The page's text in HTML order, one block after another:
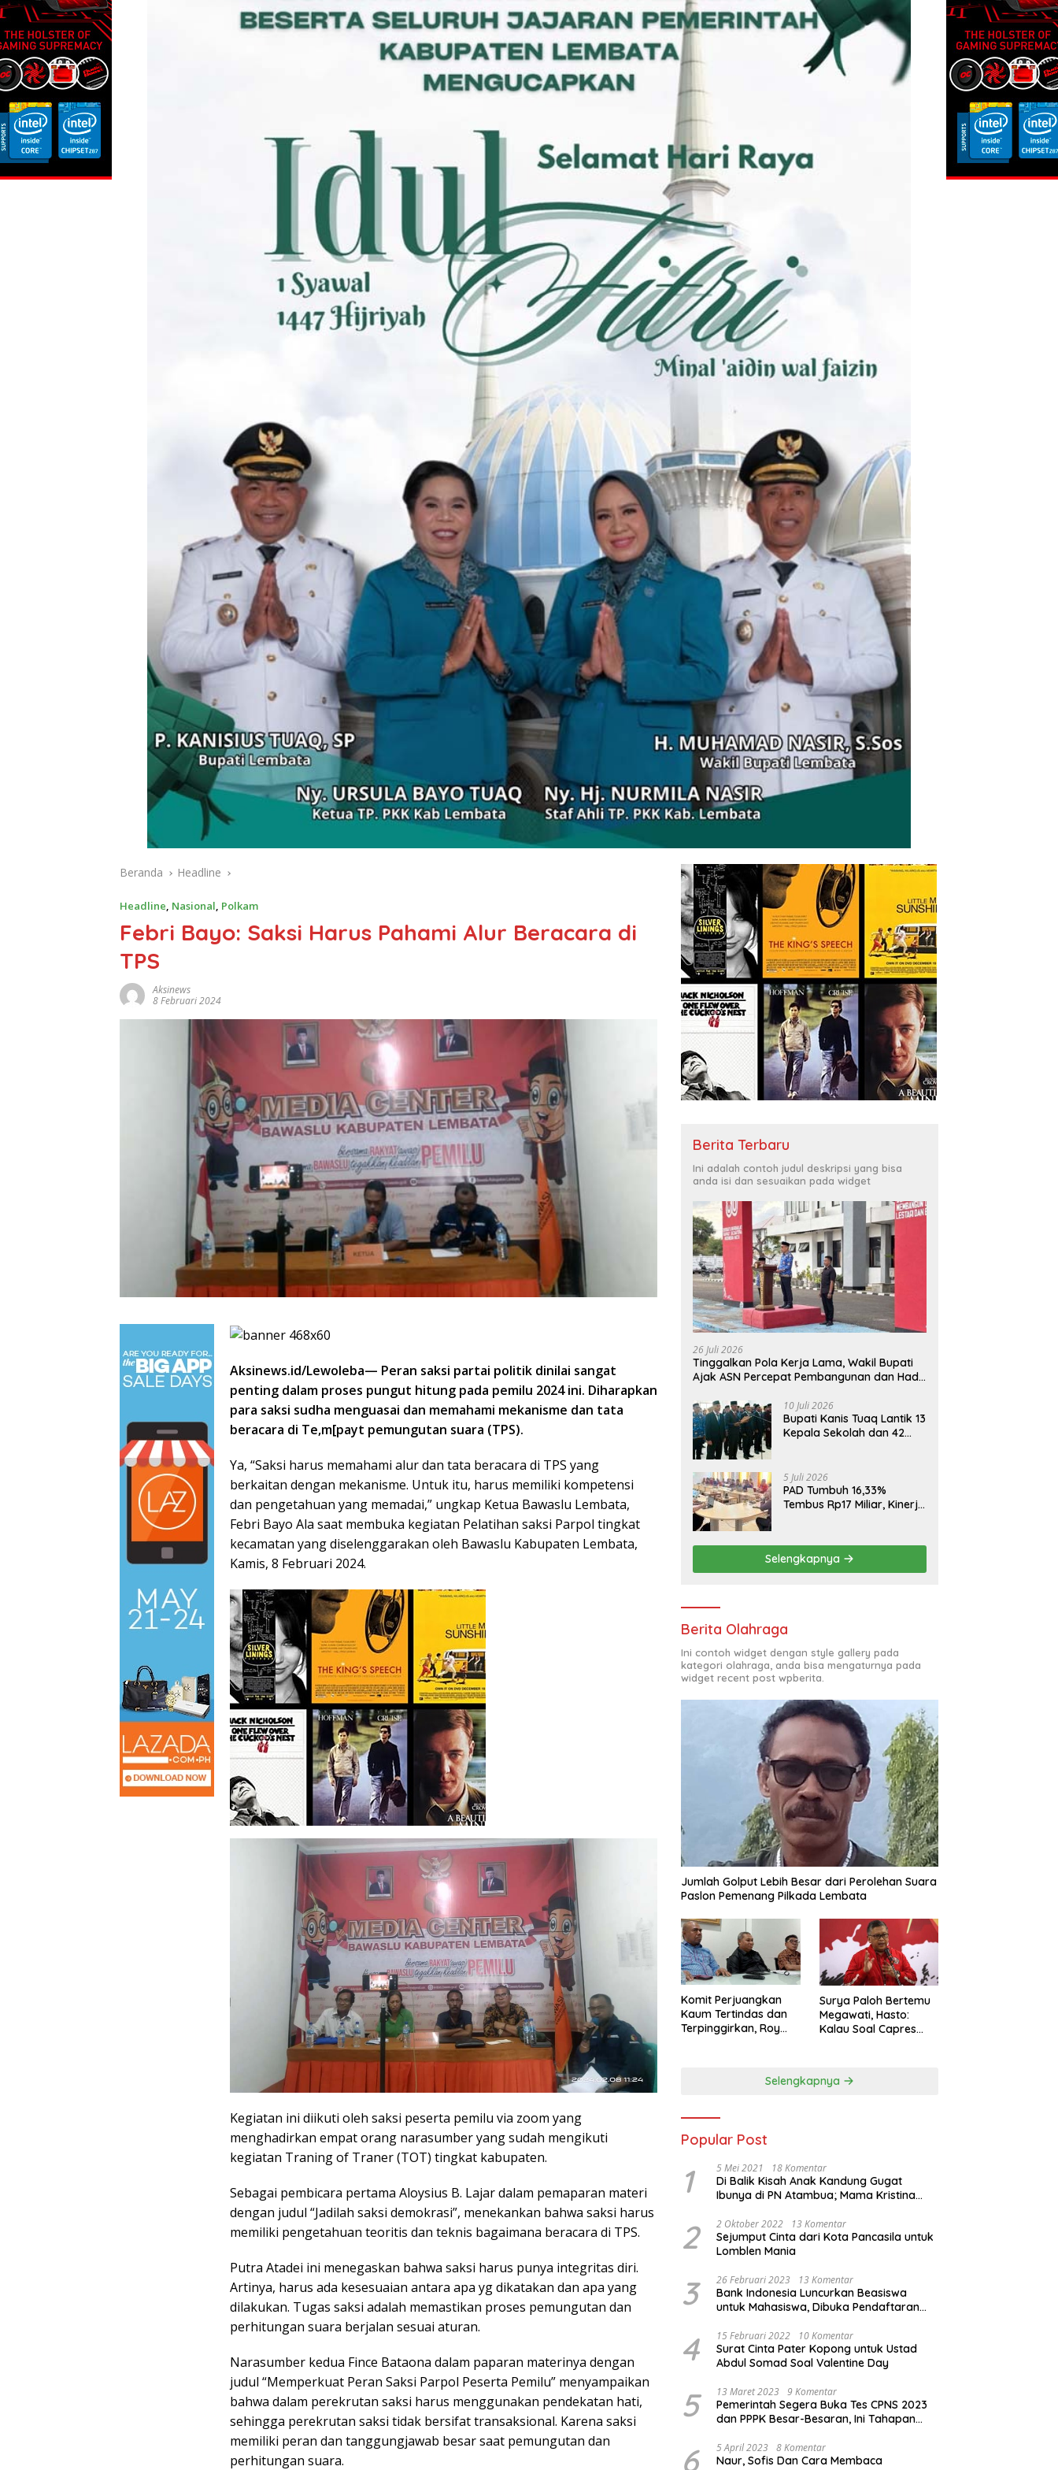
Beranda Headline
Headline, Nasional, Polkam
Febri Bayo: Saksi Harus Pahami Alur Beracara di
TPS
Aksinews
8 Februari 2024
Aksinews.id/Lewoleba— Peran saksi partai politik dinilai sangat
penting dalam proses pungut hitung pada pemilu 2024ini. Diharapkan
para saksi sudha menguasai dan memahami mekanisme dan tata
beracara di Te,m[payt pemungutan suara (TPS).
Ya, “Saksi harus memahami alur dan tata beracara di TPS yang
berkaitan dengan mekanisme. Untuk itu, harus memiliki kompetensi
dan pengetahuan yang memadai,” ungkap Ketua Bawaslu Lembata,
Febri Bayo Ala saat membuka kegiatan Pelatihan saksi Parpol tingkat
kecamatan yang diselenggarakan oleh Bawaslu Kabupaten Lembata,
Kamis, 8 Februari 2024.
Kegiatan ini diikuti oleh saksi peserta pemilu via zoom yang
menghadirkan empat orang narasumber yang sudah mengikuti
kegiatan Traning of Traner (TOT) tingkat kabupaten.
Sebagai pembicara pertama Aloysius B. Lajar dalam pemaparan materi
dengan judul “Jadilah saksi demokrasi”, menekankan bahwa saksi harus
memiliki pengetahuan teoritis dan teknis bagaimana beracara di TPS.
Putra Atadei ini menegaskan bahwa saksi harus punya integritas diri.
Artinya, harus ada kesesuaian antara apa yg dikatakan dan apa yang
dilakukan. Tugas saksi adalah memastikan proses pemungutan dan
perhitungan suara berjalan sesuai aturan.
Narasumber kedua Fince Bataona dalam paparan materinya dengan
judul “Memperkuat Peran Saksi Parpol Peserta Pemilu” menyampaikan
bahwa dalam perekrutan saksi harus menggunakan pendekatan hati,
sehingga perekrutan saksi tidak bersifat transaksional. Karena saksi
memiliki peran dan tanggungjawab besar saat pemungutan dan
perhitungan suara.
Berita Terbaru
Ini adalah contoh judul deskripsi yang bisa
anda isi dan sesuaikan pada widget
26 Juli 2026
Tinggalkan Pola Kerja Lama, Wakil Bupati
Ajak ASN Percepat Pembangunan dan Hadir
10 Juli 2026
Bupati Kanis Tuaq Lantik 13
Kepala Sekolah dan 42
5 Juli 2026
PAD Tumbuh 16,33%
Tembus Rp17 Miliar, Kinerja
Selengkapnya
Berita Olahraga
Ini contoh widget dengan style gallery pada
kategori olahraga, anda bisa mengaturnya pada
widget recent post wpberita.
Jumlah Golput Lebih Besar dari Perolehan Suara
Paslon Pemenang Pilkada Lembata
Komit Perjuangkan
Kaum Tertindas dan
Terpinggirkan, Roy
Surya Paloh Bertemu
Megawati, Hasto:
Kalau Soal Capres
Selengkapnya
Popular Post
1 5 Mei 2021 18 Komentar
Di Balik Kisah Anak Kandung Gugat
Ibunya di PN Atambua; Mama Kristina
2 2 Oktober 2022 13 Komentar
Sejumput Cinta dari Kota Pancasila untuk
Lomblen Mania
3 26 Februari 2023 13 Komentar
Bank Indonesia Luncurkan Beasiswa
untuk Mahasiswa, Dibuka Pendaftaran
4 15 Februari 2022 10 Komentar
Surat Cinta Pater Kopong untuk Ustad
Abdul Somad Soal Valentine Day
5 13 Maret 2023 9 Komentar
Pemerintah Segera Buka Tes CPNS 2023
dan PPPK Besar-Besaran, Ini Tahapan
6 5 April 2023 8 Komentar
Naur, Sofis Dan Cara Membaca